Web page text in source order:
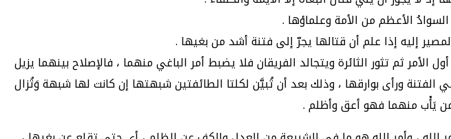
السوادُ الأعظم من الأمة وعلماؤها .
إليه إذا علم أن قتالها يجرّ إلى فتنة أشد من بغيها .
ثم تثور الثائرة ويتجالد الفريقان فلا يضبط أمر الباغي منهما ، فالإصلاح بينهما يزيل
ورأى بوارقها ، وذلك بعد أن تُبيَّن لكلتا الطائفتين شبهتها إن كانت لها شبهة وَتُزال
يَأْب منهما فهو أعق وأظلم .